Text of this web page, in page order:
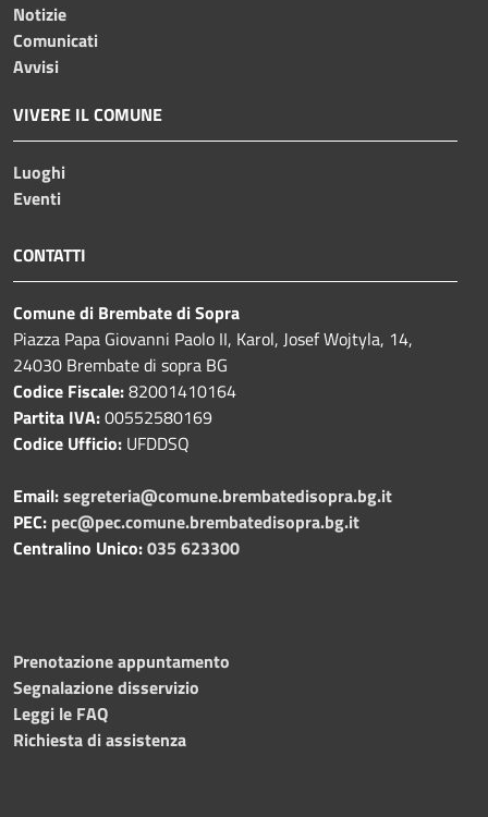
Notizie
Comunicati
Avvisi
VIVERE IL COMUNE
Luoghi
Eventi
CONTATTI
Comune di Brembate di Sopra
Piazza Papa Giovanni Paolo II, Karol, Josef Wojtyla, 14,
24030 Brembate di sopra BG
Codice Fiscale:82001410164
Partita IVA:00552580169
Codice Ufficio: UFDDSQ
Email:segreteria@comune.brembatedisopra.bg.it
PEC: pec@pec.comune.brembatedisopra.bg.it
Centralino Unico:035 623300
Prenotazione appuntamento
Segnalazione disservizio
Leggi le FAQ
Richiesta di assistenza